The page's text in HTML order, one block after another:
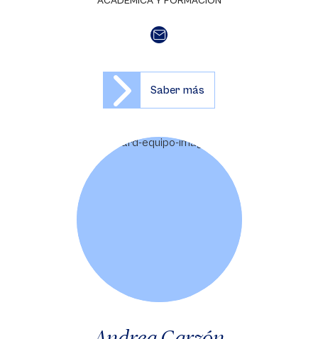
Saber más